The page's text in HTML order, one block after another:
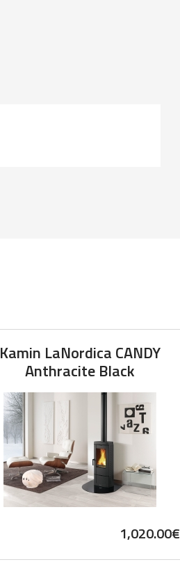
Kamin LaNordica CANDY
Anthracite Black
1,020.00€